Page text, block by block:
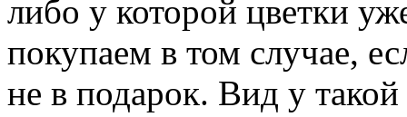
либо у которой цветки
покупаем в том случае,
не в подарок. Вид у